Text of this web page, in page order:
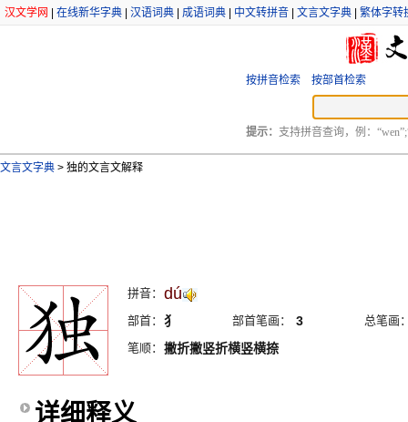
汉文学网 在线新华字典 汉语词典 成语词典 中文转拼音 文言文字典 繁体字转
按拼音检索 按部首检索
提示： 支持拼音查询，例：
文言文字典 > 独的文言文解释
拼音： dú
部首： 犭 部首笔画： 3
总笔画
笔顺： 撇折撇竖折横竖横捺
详细释义